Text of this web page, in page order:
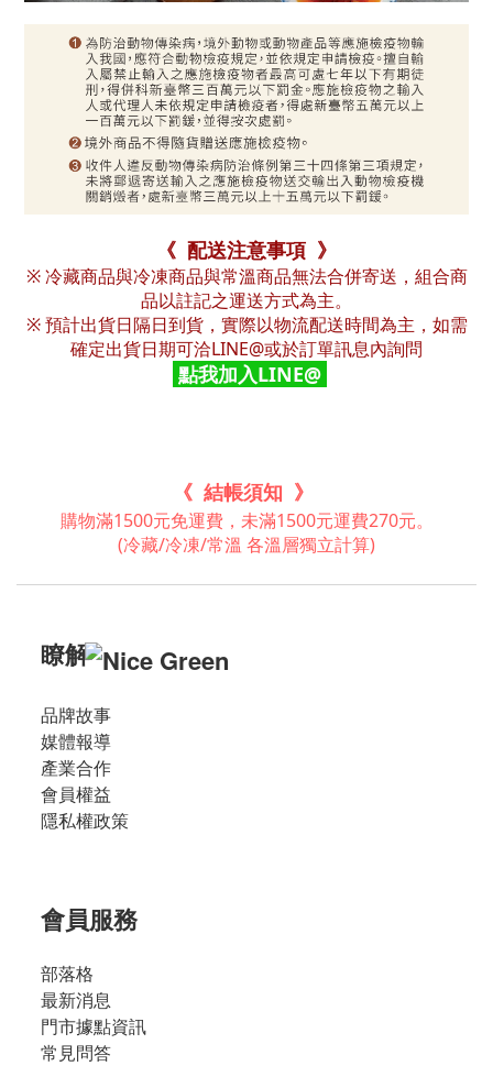
《 配送注意事項 》
※ 冷藏商品與冷凍商品與常溫商品無法合併寄送，組合商
品以註記之運送方式為主。
※ 預計出貨日隔日到貨，實際以物流配送時間為主，如需
確定出貨日期可洽LINE@或於訂單訊息內詢問
點我加入LINE@
《 結帳須知 》
購物滿1500元免運費，未滿1500元運費270元。
(冷藏/冷凍/常溫 各溫層獨立計算)
瞭解
品牌故事
媒體報導
產業合作
會員權益
隱私權政策
會員服務
部落格
最新消息
門市據點資訊
常見問答